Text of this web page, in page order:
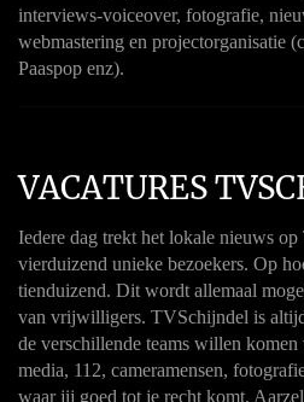
interviews-voiceover, fotografie,
webmastering en projectorganisatie
Paaspop enz).
VACATURES
Iedere dag trekt het lokale nieuws
vierduizend unieke bezoekers. Op
tienduizend. Dit wordt allemaal
van vrijwilligers. TVSchijndel is
de verschillende teams willen komen
media, 112, cameramensen,
waar jij goed tot je recht komt.